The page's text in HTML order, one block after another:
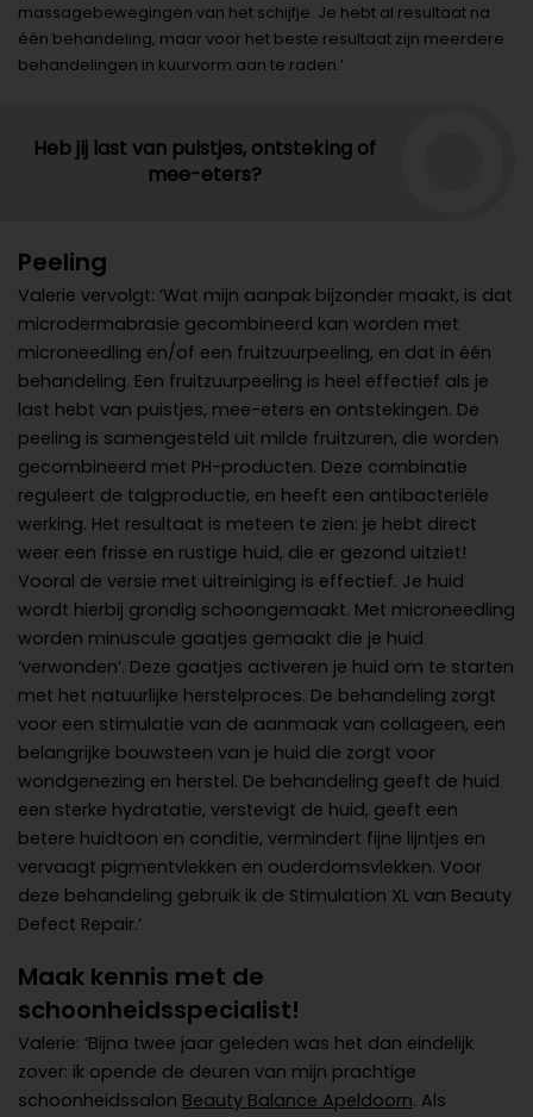
massagebewegingen van het schijfje. Je hebt al resultaat na
één behandeling, maar voor het beste resultaat zijn meerdere
behandelingen in kuurvorm aan te raden.’
Heb jij last van puistjes, ontsteking of
mee-eters?
Peeling
Valerie vervolgt: ‘Wat mijn aanpak bijzonder maakt, is dat
microdermabrasie gecombineerd kan worden met
microneedling en/of een fruitzuurpeeling, en dat in één
behandeling. Een fruitzuurpeeling is heel effectief als je
last hebt van puistjes, mee-eters en ontstekingen. De
peeling is samengesteld uit milde fruitzuren, die worden
gecombineerd met PH-producten. Deze combinatie
reguleert de talgproductie, en heeft een antibacteriële
werking. Het resultaat is meteen te zien: je hebt direct
weer een frisse en rustige huid, die er gezond uitziet!
Vooral de versie met uitreiniging is effectief. Je huid
wordt hierbij grondig schoongemaakt. Met microneedling
worden minuscule gaatjes gemaakt die je huid
‘verwonden’. Deze gaatjes activeren je huid om te starten
met het natuurlijke herstelproces. De behandeling zorgt
voor een stimulatie van de aanmaak van collageen, een
belangrijke bouwsteen van je huid die zorgt voor
wondgenezing en herstel. De behandeling geeft de huid
een sterke hydratatie, verstevigt de huid, geeft een
betere huidtoon en conditie, vermindert fijne lijntjes en
vervaagt pigmentvlekken en ouderdomsvlekken. Voor
deze behandeling gebruik ik de Stimulation XL van Beauty
Defect Repair.’
Maak kennis met de
schoonheidsspecialist!
Valerie: ‘Bijna twee jaar geleden was het dan eindelijk
zover: ik opende de deuren van mijn prachtige
schoonheidssalon Beauty Balance Apeldoorn. Als